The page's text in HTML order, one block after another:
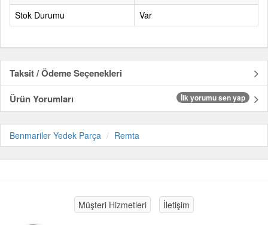
Stok Durumu
Var
Taksit / Ödeme Seçenekleri
Ürün Yorumları
İlk yorumu sen yap
Benmariler Yedek Parça Remta
Müşteri Hizmetleri İletişim